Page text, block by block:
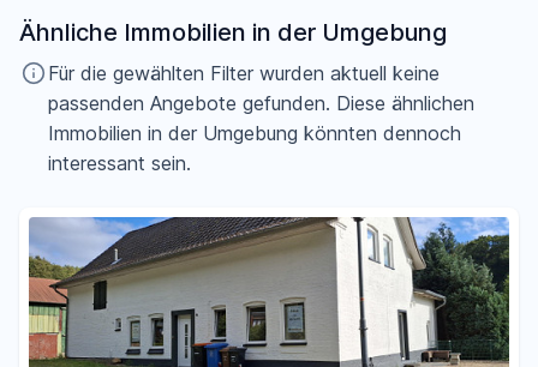
Preis
Fläche
- m²
Ähnliche Immobilien in der Umgebung
Für die gewählten Filter wurden aktuell keine
passenden Angebote gefunden. Diese ähnlichen
Immobilien in der Umgebung könnten dennoch
interessant sein.